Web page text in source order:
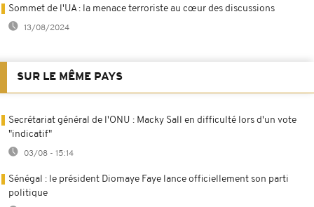
Sommet de l'UA : la menace terroriste au cœur des discussions
13/08/2024
SUR LE MÊME PAYS
Secrétariat général de l'ONU : Macky Sall en difficulté lors d'un vote
"indicatif"
03/08 - 15:14
Sénégal : le président Diomaye Faye lance officiellement son parti
politique